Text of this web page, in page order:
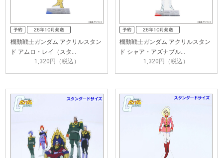
機動戦士ガンダム アクリルスタン
ド アムロ・レイ（スタ…
1,320円（税込）
機動戦士ガンダム アクリルスタン
ド シャア・アズナブル…
1,320円（税込）